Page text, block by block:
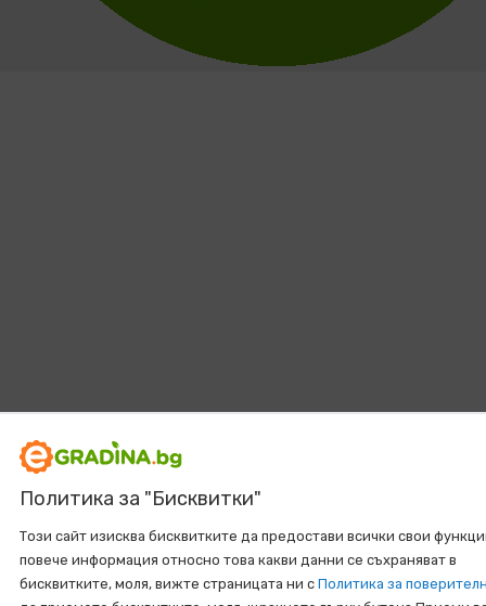
Политика за "Бисквитки"
Този сайт изисква бисквитките да предостави всички свои
повече информация относно това какви данни се съхраняват в
бисквитките, моля, вижте страницата ни с Политика за